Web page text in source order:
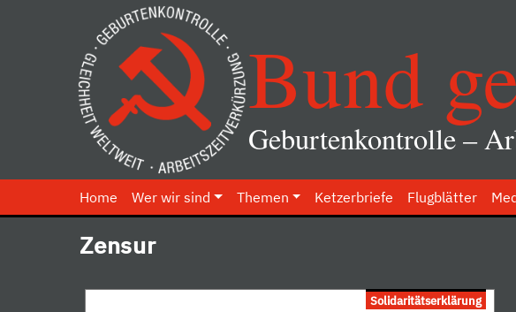
Bund
Geburtenkontrolle –
Home Wer wir sind Themen Ketzerbriefe Flugblätter
Zensur
Solidaritätserklärung